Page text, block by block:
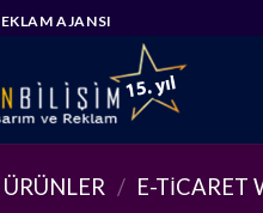
AJANSI
ÜRÜNLER / E-TICARET